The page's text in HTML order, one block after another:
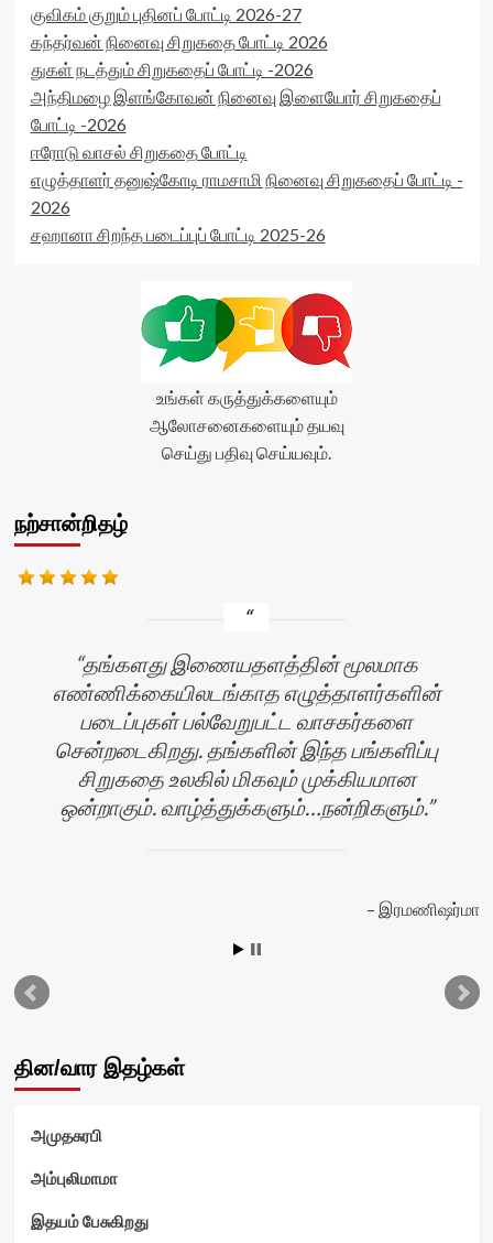
குவிகம் குறும் புதினப் போட்டி 2026-27
கந்தர்வன் நினைவு சிறுகதை போட்டி 2026
துகள் நடத்தும் சிறுகதைப் போட்டி -2026
அந்திமழை இளங்கோவன் நினைவு இளையோர் சிறுகதைப்
போட்டி -2026
ஈரோடு வாசல் சிறுகதை போட்டி
எழுத்தாளர் தனுஷ்கோடி ராமசாமி நினைவு சிறுகதைப் போட்டி -
2026
சஹானா சிறந்த படைப்புப் போட்டி 2025-26
உங்கள் கருத்துக்களையும்
ஆலோசனைகளையும் தயவு
செய்து பதிவு செய்யவும்.
நற்சான்றிதழ்
தங்களது இணையதளத்தின் மூலமாக
எண்ணிக்கையிலடங்காத எழுத்தாளர்களின்
படைப்புகள் பல்வேறுபட்ட வாசகர்களை
சென்றடைகிறது. தங்களின் இந்த பங்களிப்பு
சிறுகதை உலகில் மிகவும் முக்கியமான
ஒன்றாகும். வாழ்த்துக்களும்…நன்றிகளும்.
இரமணிஷர்மா
தின/வார இதழ்கள்
அமுதசுரபி
அம்புலிமாமா
இதயம் பேசுகிறது